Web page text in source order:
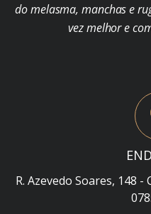
do melasma, manchas e
vez melhor e
R. Azevedo Soares, 148 -